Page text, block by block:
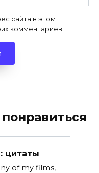
сайта в этом
комментариев.
цитаты
of my films,